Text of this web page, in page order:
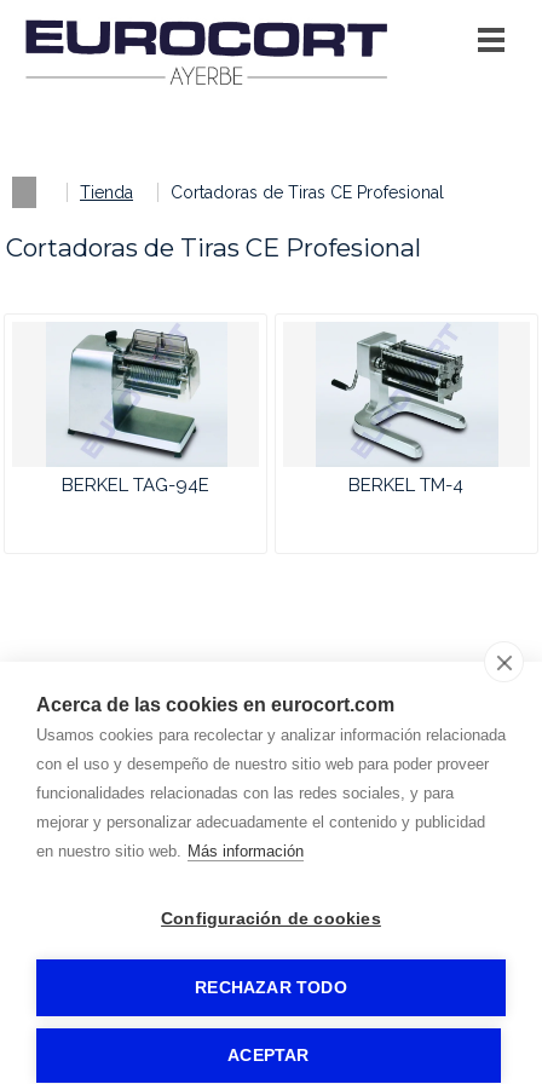
Acerca de las cookies en eurocort.com
Usamos cookies para recolectar y analizar información relacionada
con el uso y desempeño de nuestro sitio web para poder proveer
funcionalidades relacionadas con las redes sociales, y para
mejorar y personalizar adecuadamente el contenido y publicidad
en nuestro sitio web. Más información
Configuración de cookies
RECHAZAR TODO
ACEPTAR
Tienda Cortadoras de Tiras CE Profesional
Cortadoras de Tiras CE Profesional
BERKEL TAG-94E BERKEL TM-4
948.278.162
info@eurocort.com
Dirección
EUROCOT AYERBE-Aviso legal-Política de privacidad-
CiberPubli -